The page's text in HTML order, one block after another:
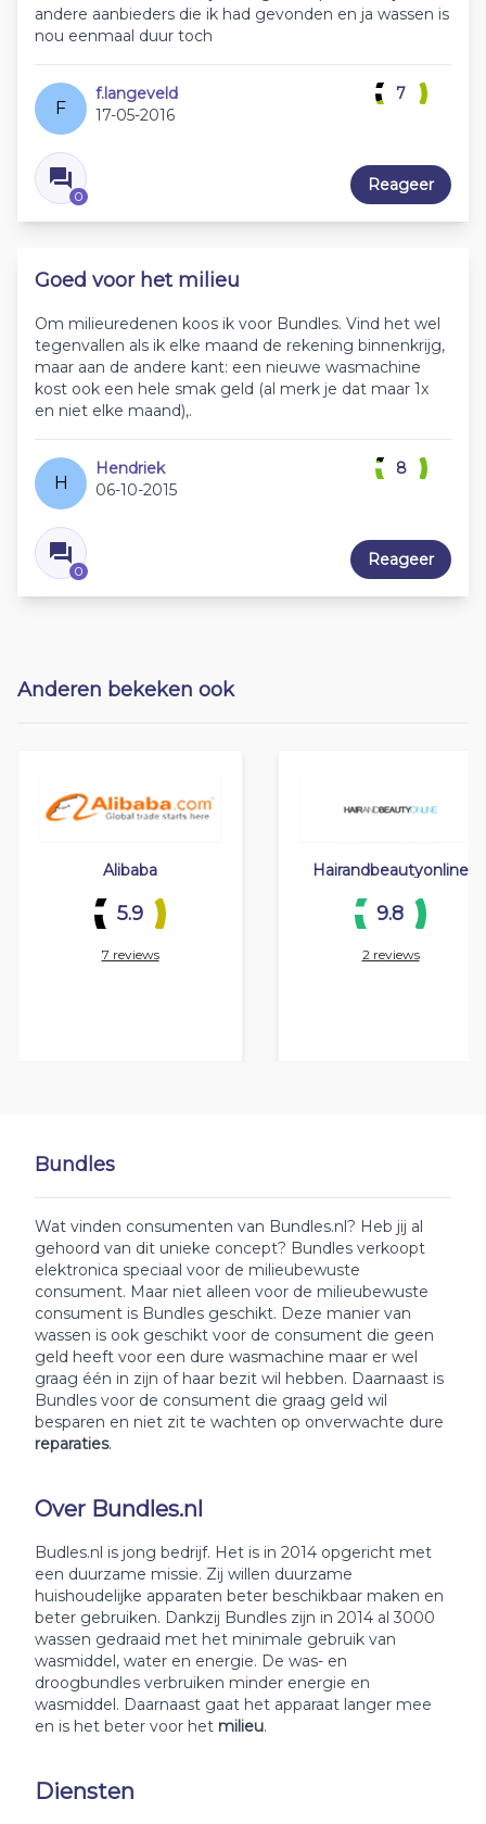
Bundles
Wat vinden consumenten van Bundles.nl? Heb jij al
gehoord van dit unieke concept? Bundles verkoopt
elektronica speciaal voor de milieubewuste
consument. Maar niet alleen voor de milieubewuste
consument is Bundles geschikt. Deze manier van
wassen is ook geschikt voor de consument die geen
geld heeft voor een dure wasmachine maar er wel
graag één in zijn of haar bezit wil hebben. Daarnaast is
Bundles voor de consument die graag geld wil
besparen en niet zit te wachten op onverwachte dure
reparaties.
Over Bundles.nl
Budles.nl is jong bedrijf. Het is in 2014 opgericht met
een duurzame missie. Zij willen duurzame
huishoudelijke apparaten beter beschikbaar maken en
beter gebruiken. Dankzij Bundles zijn in 2014 al 3000
wassen gedraaid met het minimale gebruik van
wasmiddel, water en energie. De was- en
droogbundles verbruiken minder energie en
wasmiddel. Daarnaast gaat het apparaat langer mee
en is het beter voor het milieu.
Diensten
andere aanbieders die ik had gevonden en ja wassen is
nou eenmaal duur toch
F
f.langeveld
17-05-2016
0
7
Reageer
Goed voor het milieu
Om milieuredenen koos ik voor Bundles. Vind het wel
tegenvallen als ik elke maand de rekening binnenkrijg,
maar aan de andere kant: een nieuwe wasmachine
kost ook een hele smak geld (al merk je dat maar 1x
en niet elke maand),.
H
Hendriek
06-10-2015
0
8
Reageer
Anderen bekeken ook
Alibaba
5.9
7 reviews
Hairandbeautyonline
9.8
2 reviews